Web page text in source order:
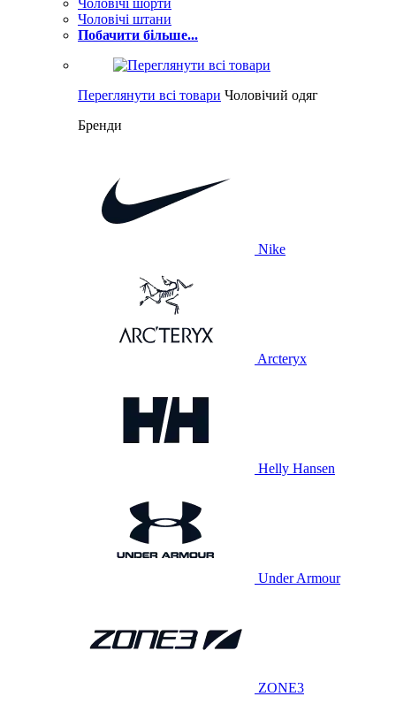
Чоловічі шорти
Чоловічі штани
Побачити більше...
Переглянути всі товари Чоловічий одяг
Бренди
Nike
Arcteryx
Helly Hansen
Under Armour
ZONE3